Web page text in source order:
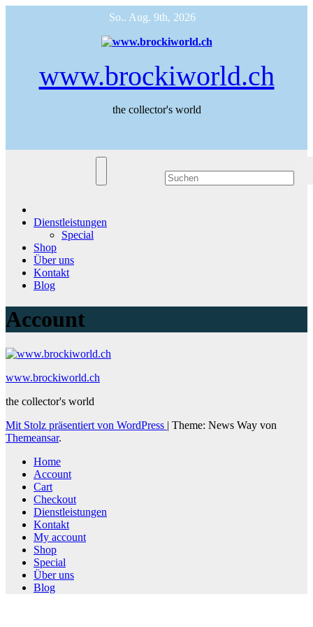
So.. Aug. 9th, 2026
www.brockiworld.ch
the collector's world
Dienstleistungen
Special
Shop
Über uns
Kontakt
Blog
Account
www.brockiworld.ch
the collector's world
Mit Stolz präsentiert von WordPress | Theme: News Way von
Themeansar.
Home
Account
Cart
Checkout
Dienstleistungen
Kontakt
My account
Shop
Special
Über uns
Blog